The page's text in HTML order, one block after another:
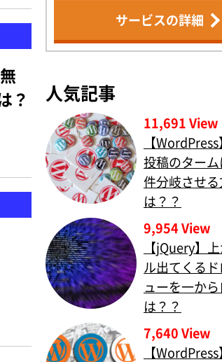
？
サービスの詳細
人気記事
11,691 View
【
投稿のター
件分岐させる
は？？
9,954 View
【jQuery】
ル出てくる
ューを一か
は？？
7,640 View
【